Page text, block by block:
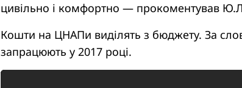
цивільно і комфортно — прокоментував
Кошти на ЦНАПи виділять з бюджету. За
запрацюють у 2017 році.